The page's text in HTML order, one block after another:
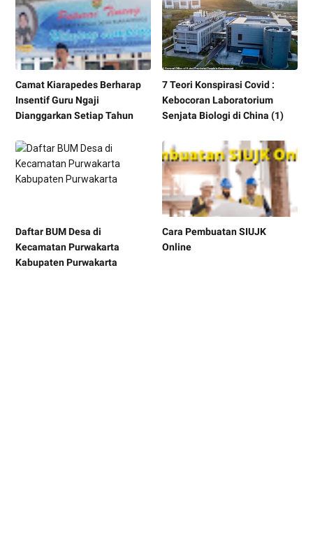
Camat Kiarapedes Berharap
Insentif Guru Ngaji
Dianggarkan Setiap Tahun
7 Teori Konspirasi Covid :
Kebocoran Laboratorium
Senjata Biologi di China (1)
Daftar BUM Desa di
Kecamatan Purwakarta
Kabupaten Purwakarta
Cara Pembuatan SIUJK
Online